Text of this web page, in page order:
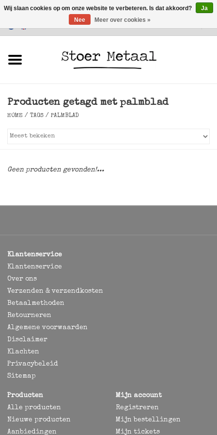
Klantenservice
Verlichting
Producten getagd met palmblad
HOME / TAGS / PALMBLAD
Geen producten gevonden!...
Klantenservice
Klantenservice
Over ons
Verzenden & verzendkosten
Betaalmethoden
Retourneren
Algemene voorwaarden
Disclaimer
Klachten
Privacybeleid
Sitemap
Producten
Alle producten
Nieuwe producten
Aanbiedingen
Mijn account
Registreren
Mijn bestellingen
Mijn tickets
Wij slaan cookies op om onze website te verbeteren. Is dat akkoord?
Ja
Nee
Meer over cookies »